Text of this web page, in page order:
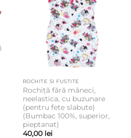
ROCHITE SI FUSTITE
Rochiță fără mâneci,
neelastica, cu buzunare
(pentru fete slabute)
(Bumbac 100%, superior,
pieptanat)
40,00 lei